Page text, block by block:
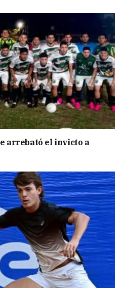
arrebató el invicto a